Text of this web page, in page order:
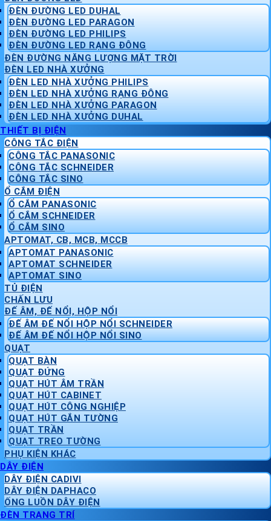
ĐÈN ĐƯỜNG LED DUHAL
ĐÈN ĐƯỜNG LED PARAGON
ĐÈN ĐƯỜNG LED PHILIPS
ĐÈN ĐƯỜNG LED RẠNG ĐÔNG
ĐÈN ĐƯỜNG NĂNG LƯỢNG MẶT TRỜI
ĐÈN LED NHÀ XƯỞNG
ĐÈN LED NHÀ XƯỞNG PHILIPS
ĐÈN LED NHÀ XƯỞNG RẠNG ĐÔNG
ĐÈN LED NHÀ XƯỞNG PARAGON
ĐÈN LED NHÀ XƯỞNG DUHAL
THIẾT BỊ ĐIỆN
CÔNG TẮC ĐIỆN
CÔNG TẮC PANASONIC
CÔNG TẮC SCHNEIDER
CÔNG TẮC SINO
Ổ CẮM ĐIỆN
Ổ CẮM PANASONIC
Ổ CẮM SCHNEIDER
Ổ CẮM SINO
APTOMAT, CB, MCB, MCCB
APTOMAT PANASONIC
APTOMAT SCHNEIDER
APTOMAT SINO
TỦ ĐIỆN
CHẤN LƯU
ĐẾ ÂM, ĐẾ NỔI, HỘP NỔI
ĐẾ ÂM ĐẾ NỔI HỘP NỔI SCHNEIDER
ĐẾ ÂM ĐẾ NỔI HỘP NỔI SINO
QUẠT
QUẠT BÀN
QUẠT ĐỨNG
QUẠT HÚT ÂM TRẦN
QUẠT HÚT CABINET
QUẠT HÚT CÔNG NGHIỆP
QUẠT HÚT GẮN TƯỜNG
QUẠT TRẦN
QUẠT TREO TƯỜNG
PHỤ KIỆN KHÁC
DÂY ĐIỆN
DÂY ĐIỆN CADIVI
DÂY ĐIỆN DAPHACO
ỐNG LUỒN DÂY ĐIỆN
ĐÈN TRANG TRÍ